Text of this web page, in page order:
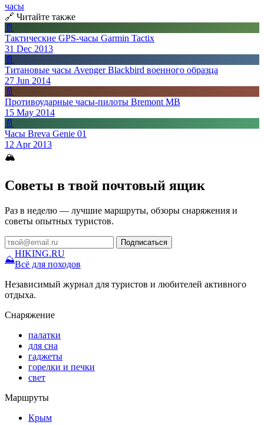
часы
🔗 Читайте также
📄
Тактические GPS-часы Garmin Tactix
31 Dec 2013
📄
Титановые часы Avenger Blackbird военного образца
27 Jun 2014
📄
Противоударные часы-пилоты Bremont MB
15 May 2014
📄
Часы Breva Genie 01
12 Apr 2013
🏔
Советы в твой почтовый ящик
Раз в неделю — лучшие маршруты, обзоры снаряжения и
советы опытных туристов.
Подписаться
⛰
HIKING.RU
Всё для походов
Независимый журнал для туристов и любителей активного
отдыха.
Снаряжение
палатки
для сна
гаджеты
горелки и печки
свет
Маршруты
Крым